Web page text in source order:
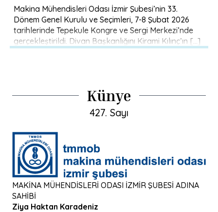
Makina Mühendisleri Odası İzmir Şubesi’nin 33.
Dönem Genel Kurulu ve Seçimleri, 7-8 Şubat 2026
tarihlerinde Tepekule Kongre ve Sergi Merkezi’nde
gerçekleştirildi. Divan Başkanlığını Kirami Kılınç’ın […]
Künye
427. Sayı
MAKİNA MÜHENDİSLERİ ODASI İZMİR ŞUBESİ ADINA
SAHİBİ
Ziya Haktan Karadeniz